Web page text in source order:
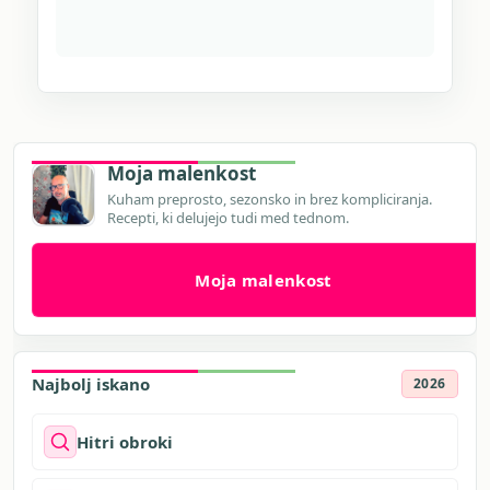
Moja malenkost
Kuham preprosto, sezonsko in brez kompliciranja.
Recepti, ki delujejo tudi med tednom.
Moja malenkost
Najbolj iskano 2026
Hitri obroki